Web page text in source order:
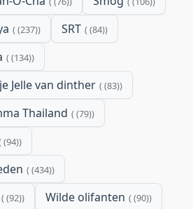
(237) SRT (84)
(134)
Jelle van dinther (83)
Thailand (79)
(94)
(434)
(92) Wilde olifanten (90)